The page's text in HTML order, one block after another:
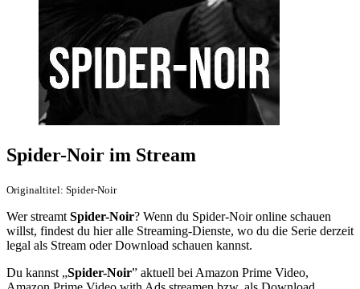
Spider-Noir im Stream
Originaltitel: Spider-Noir
Wer streamt Spider-Noir? Wenn du Spider-Noir online schauen
willst, findest du hier alle Streaming-Dienste, wo du die Serie derzeit
legal als Stream oder Download schauen kannst.
Du kannst „Spider-Noir” aktuell bei Amazon Prime Video,